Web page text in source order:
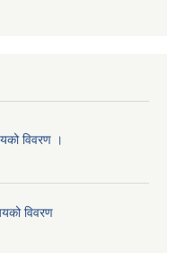
विवरण ।
विवरण